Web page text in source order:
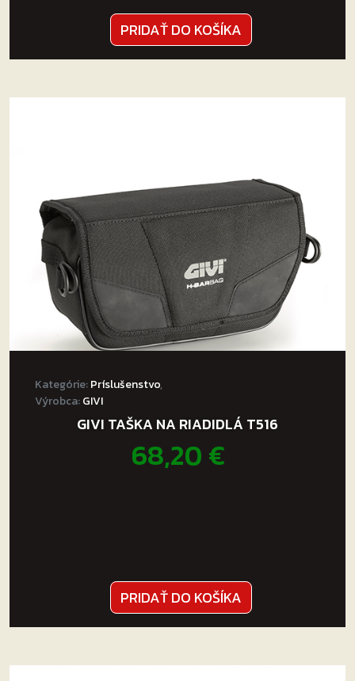
PRIDAŤ DO KOŠÍKA
Kategórie:Príslušenstvo,
Výrobca:GIVI
GIVI TAŠKA NA RIADIDLÁ T516
68,20€
PRIDAŤ DO KOŠÍKA